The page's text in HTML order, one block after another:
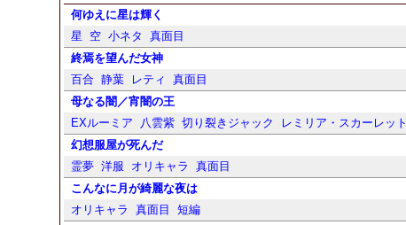
何ゆえに星は輝く
星
空 小ネタ
真面目
終焉を望んだ女神
百合 静葉 レティ
真面目
母なる闇／宵闇の王
EXルーミア
八雲紫 切り裂きジャック レミリア・スカーレット
幻想服屋が死んだ
霊夢 洋服 オリキャラ
真面目
こんなに月が綺麗な夜は
オリキャラ
真面目
短編